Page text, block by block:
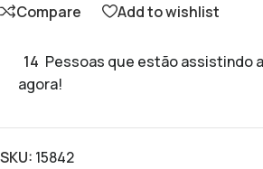
Compare Add to wishlist
14 Pessoas que estão assistindo
agora!
SKU: 15842